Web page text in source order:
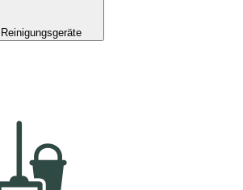
Reinigungsgeräte